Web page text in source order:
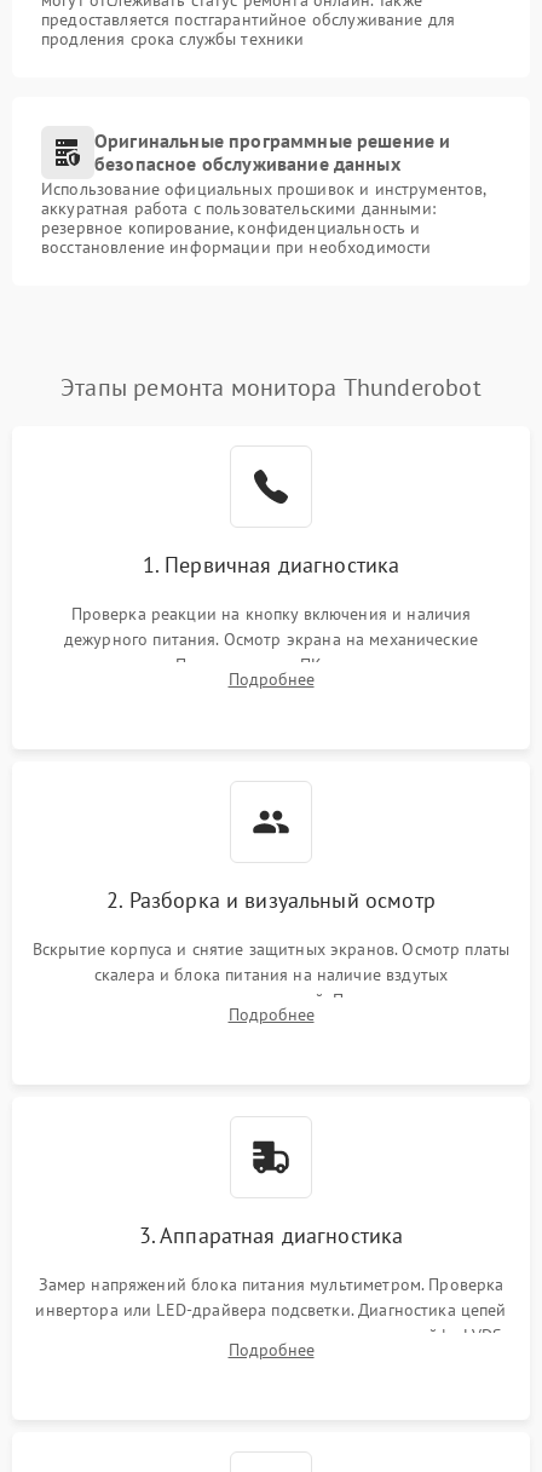
предоставляется постгарантийное обслуживание для
продления срока службы техники
Оригинальные программные решение и
безопасное обслуживание данных
Использование официальных прошивок и инструментов,
аккуратная работа с пользовательскими данными:
резервное копирование, конфиденциальность и
восстановление информации при необходимости
Этапы ремонта монитора Thunderobot
1. Первичная диагностика
Проверка реакции на кнопку включения и наличия
дежурного питания. Осмотр экрана на механические
повреждения. Подключение к ПК для оценки вывода
изображения, работы подсветки и выявления артефактов на
Подробнее
2. Разборка и визуальный осмотр
Вскрытие корпуса и снятие защитных экранов. Осмотр платы
скалера и блока питания на наличие вздутых
конденсаторов, прогаров, окислений. Проверка надежности
контактов и целостности шлейфов матрицы.
Подробнее
3. Аппаратная диагностика
Замер напряжений блока питания мультиметром. Проверка
инвертора или LED-драйвера подсветки. Диагностика цепей
питания скалера и тестирование сигналов на шлейфе LVDS
Подробнее